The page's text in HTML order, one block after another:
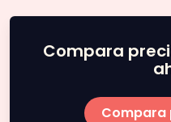
Compara
Compara